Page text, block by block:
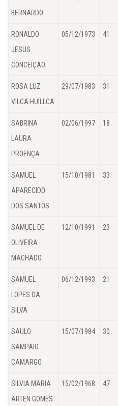
BERNARDO
RONALDO
JESUS
CONCEIÇÃO
05/12/1973 41
ROSA LUZ
VILCA HUILLCA
29/07/1983 31
SABRINA
LAURA
PROENÇA
02/06/1997 18
SAMUEL
APARECIDO
DOS SANTOS
15/10/1981 33
SAMUEL DE
OLIVEIRA
MACHADO
12/10/1991 23
SAMUEL
LOPES DA
SILVA
06/12/1993 21
SAULO
SAMPAIO
CAMARGO
15/07/1984 30
SILVIA MARIA
ARTEN GOMES
15/02/1968 47